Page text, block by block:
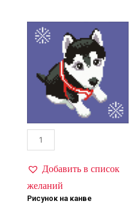
Добавить в список
желаний
Рисунок на канве